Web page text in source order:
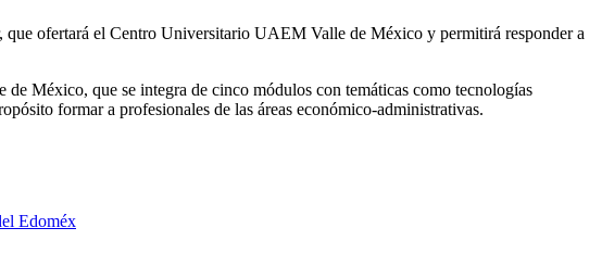
ofertará el Centro Universitario UAEM Valle de México y permitirá responder a
México, que se integra de cinco módulos con temáticas como tecnologías
formar a profesionales de las áreas económico-administrativas.
Edoméx